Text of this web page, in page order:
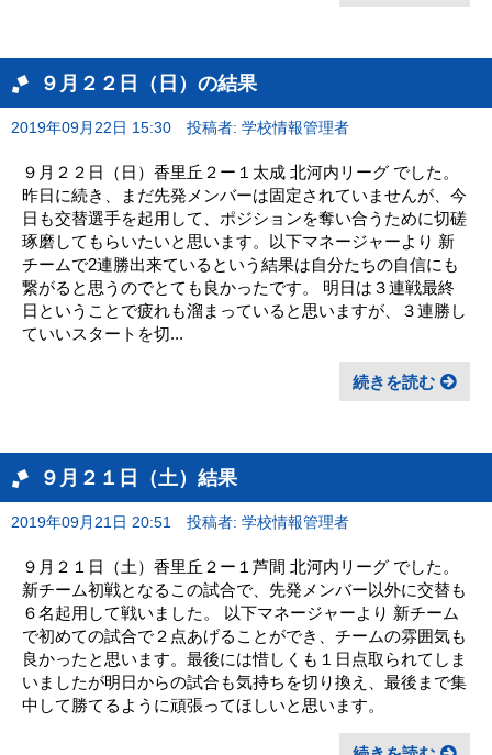
９月２２日（日）の結果
2019年09月22日 15:30 投稿者: 学校情報管理者
９月２２日（日）香里丘２ー１太成 北河内リーグ でした。
昨日に続き、まだ先発メンバーは固定されていませんが、今
日も交替選手を起用して、ポジションを奪い合うために切磋
琢磨してもらいたいと思います。以下マネージャーより 新
チームで2連勝出来ているという結果は自分たちの自信にも
繋がると思うのでとても良かったです。 明日は３連戦最終
日ということで疲れも溜まっていると思いますが、３連勝し
ていいスタートを切...
続きを読む
９月２１日（土）結果
2019年09月21日 20:51 投稿者: 学校情報管理者
９月２１日（土）香里丘２ー１芦間 北河内リーグ でした。
新チーム初戦となるこの試合で、先発メンバー以外に交替も
６名起用して戦いました。 以下マネージャーより 新チーム
で初めての試合で２点あげることができ、チームの雰囲気も
良かったと思います。最後には惜しくも１日点取られてしま
いましたが明日からの試合も気持ちを切り換え、最後まで集
中して勝てるように頑張ってほしいと思います。